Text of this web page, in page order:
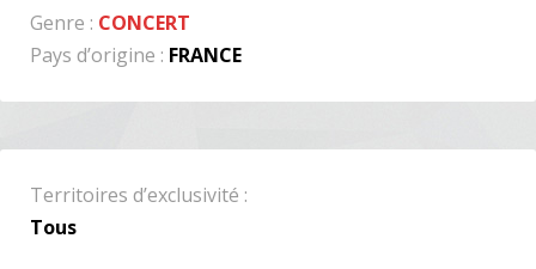
Genre : CONCERT
Pays d’origine : FRANCE
Territoires d’exclusivité :
Tous